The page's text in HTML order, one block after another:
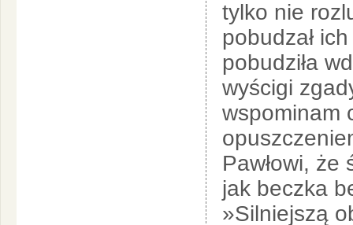
tylko nie
pobudzał
pobudziła
wyścigi
wspominam
Pawłowi, że
jak beczka
»Silniejszą